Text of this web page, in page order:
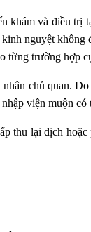
khám và điều
nguyệt
từng trường hợp
chủ quan.
viện muộn có
thu lại dịch